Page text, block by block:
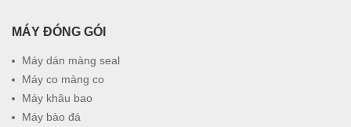
MÁY ĐÓNG GÓI
Máy dán màng seal
Máy co màng co
Máy khâu bao
Máy bào đá